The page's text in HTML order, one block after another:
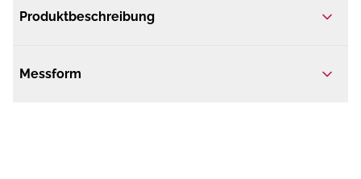
Produktbeschreibung
Messform